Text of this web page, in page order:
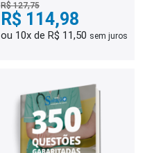
R$ 127,75
R$ 114,98
ou 10x de R$ 11,50 sem juros